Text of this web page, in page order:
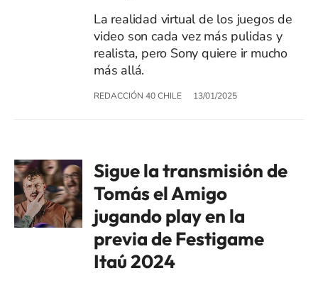
La realidad virtual de los juegos de
video son cada vez más pulidas y
realista, pero Sony quiere ir mucho
más allá.
REDACCIÓN 40 CHILE 13/01/2025
Sigue la transmisión de
Tomás el Amigo
jugando play en la
previa de Festigame
Itaú 2024